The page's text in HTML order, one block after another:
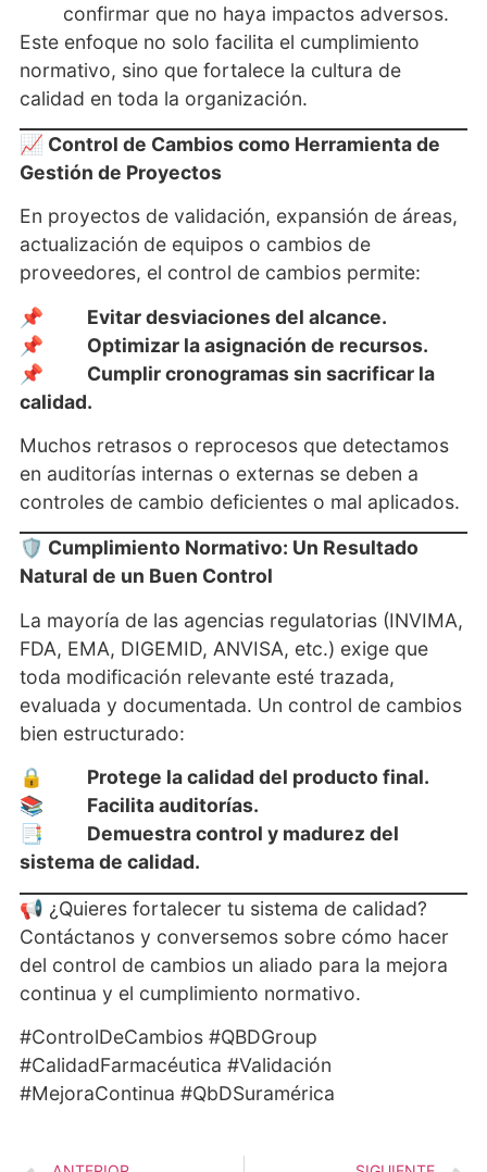
confirmar que no haya impactos adversos.
Este enfoque no solo facilita el cumplimiento
normativo, sino que fortalece la cultura de
calidad en toda la organización.
📈 Control de Cambios como Herramienta de
Gestión de Proyectos
En proyectos de validación, expansión de áreas,
actualización de equipos o cambios de
proveedores, el control de cambios permite:
📌 Evitar desviaciones del alcance.
📌 Optimizar la asignación de recursos.
📌 Cumplir cronogramas sin sacrificar la
calidad.
Muchos retrasos o reprocesos que detectamos
en auditorías internas o externas se deben a
controles de cambio deficientes o mal aplicados.
🛡️ Cumplimiento Normativo: Un Resultado
Natural de un Buen Control
La mayoría de las agencias regulatorias (INVIMA,
FDA, EMA, DIGEMID, ANVISA, etc.) exige que
toda modificación relevante esté trazada,
evaluada y documentada. Un control de cambios
bien estructurado:
🔒 Protege la calidad del producto final.
📚 Facilita auditorías.
📑 Demuestra control y madurez del
sistema de calidad.
📢 ¿Quieres fortalecer tu sistema de calidad?
Contáctanos y conversemos sobre cómo hacer
del control de cambios un aliado para la mejora
continua y el cumplimiento normativo.
#ControlDeCambios #QBDGroup
#CalidadFarmacéutica #Validación
#MejoraContinua #QbDSuramérica